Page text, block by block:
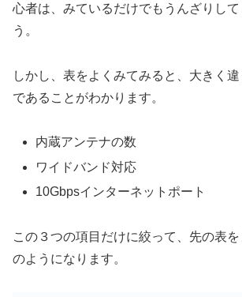
心者は、みているだけでもうんざりして
う。
しかし、表をよくみてみると、大きく
であることがわかります。
内蔵アンテナの数
ワイドバンド対応
10Gbpsインターネットポート
この３つの項目だけに絞って、先の表
のようになります。